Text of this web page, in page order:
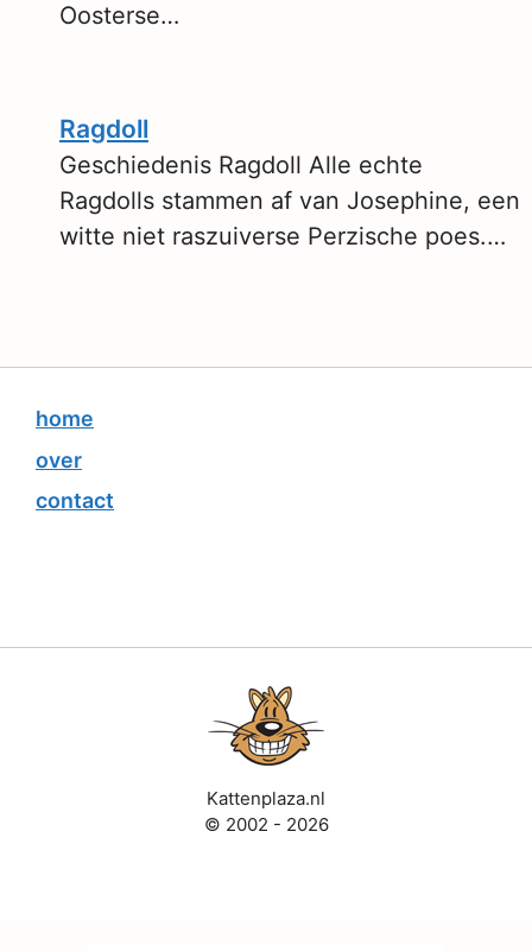
Oosterse…
Ragdoll
Geschiedenis Ragdoll Alle echte
Ragdolls stammen af van Josephine, een
witte niet raszuiverse Perzische poes.…
home
over
contact
Kattenplaza.nl
© 2002 - 2026